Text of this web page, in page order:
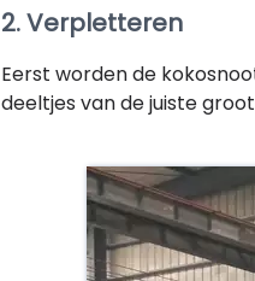
2. Verpletteren
Eerst worden de
deeltjes van de juiste